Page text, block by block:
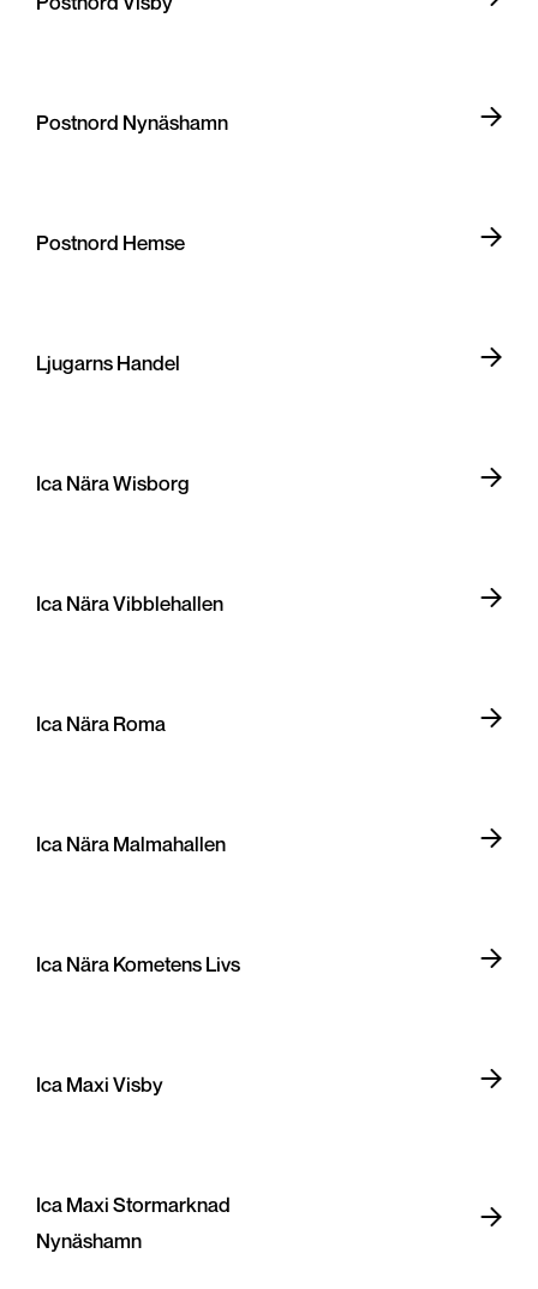
Postnord Nynäshamn
Postnord Hemse
Ljugarns Handel
Ica Nära Wisborg
Ica Nära Vibblehallen
Ica Nära Roma
Ica Nära Malmahallen
Ica Nära Kometens Livs
Ica Maxi Visby
Ica Maxi Stormarknad
Nynäshamn